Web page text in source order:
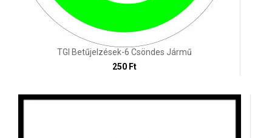
TGI Betűjelzések-6 Csöndes Jármű
250 Ft